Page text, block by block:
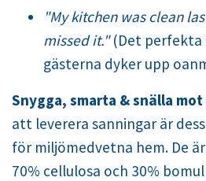
"My kitchen was clean
missed it."(Det perfekta
gästerna dyker upp
Snygga, smarta & snälla
att leverera sanningar är
för miljömedvetna hem. De
70% cellulosa och 30%